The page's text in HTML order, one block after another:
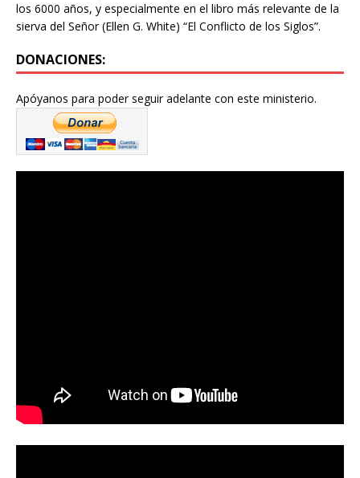
los 6000 años, y especialmente en el libro más relevante de la
sierva del Señor (Ellen G. White) “El Conflicto de los Siglos”.
DONACIONES:
Apóyanos para poder seguir adelante con este ministerio.